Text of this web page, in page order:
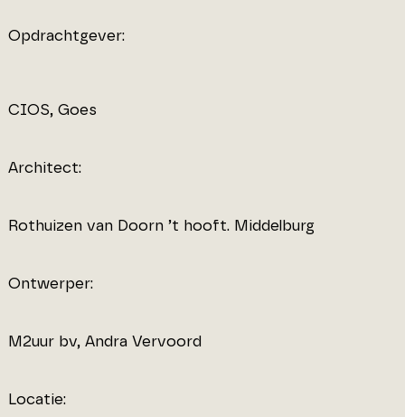
Opdrachtgever:
CIOS, Goes
Architect:
Rothuizen van Doorn ’t hooft. Middelburg
Ontwerper:
M2uur bv, Andra Vervoord
Locatie: